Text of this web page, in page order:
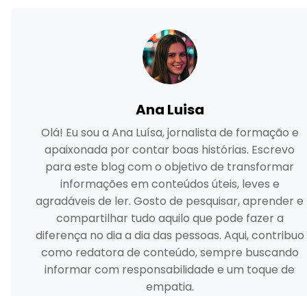
Ana Luisa
Olá! Eu sou a Ana Luísa, jornalista de formação e
apaixonada por contar boas histórias. Escrevo
para este blog com o objetivo de transformar
informações em conteúdos úteis, leves e
agradáveis de ler. Gosto de pesquisar, aprender e
compartilhar tudo aquilo que pode fazer a
diferença no dia a dia das pessoas. Aqui, contribuo
como redatora de conteúdo, sempre buscando
informar com responsabilidade e um toque de
empatia.